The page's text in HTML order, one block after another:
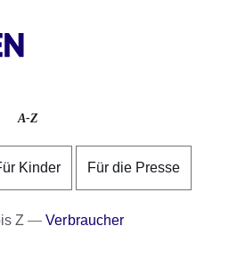
A-Z
Kinder Für die Presse
Z Verbraucher